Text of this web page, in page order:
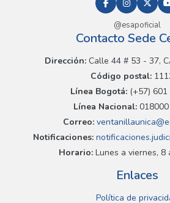
@esapoficial
Contacto Sede
Dirección:Calle 44 # 53 - 37,
Código postal:
Línea Bogotá:(+57) 601
Línea Nacional:
Correo:
Notificaciones:
Horario:Lunes a viernes, 8
Enlaces
Política de